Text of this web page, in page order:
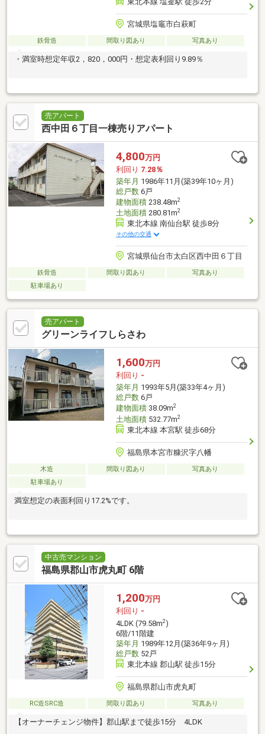
宮城県塩竈市白萩町
鉄骨造 間取り図あり 写真あり
・満室時想定年収2，820，000円・想定表利回り9.89％
売アパート
西中田６丁目一棟売りアパート
4,800万円
利回り 7.28％
築年月 1986年11月(築39年10ヶ月)
総戸数6戸
建物面積238.48m2
土地面積280.81m2
東北本線 南仙台駅 徒歩8分
その他の交通
宮城県仙台市太白区西中田６丁目
鉄骨造 間取り図あり
写真あり
駐車場あり
売アパート
グリーンライフしらさわ
1,600万円
利回り -
築年月 1993年5月(築33年4ヶ月)
総戸数6戸
建物面積38.09m2
土地面積532.77m2
東北本線 本宮駅 徒歩68分
福島県本宮市糠沢字八幡
木造 間取り図あり
写真あり
駐車場あり
満室想定の表面利回り17.2%です。
中古売マンション
福島県郡山市虎丸町 6階
1,200万円
利回り -
4LDK (79.58m2)
6階/11階建
築年月 1989年12月(築36年9ヶ月)
総戸数52戸
東北本線 郡山駅 徒歩15分
福島県郡山市虎丸町
RC造SRC造 間取り図あり 写真あり
【オーナーチェンジ物件】郡山駅まで徒歩15分 4LDK